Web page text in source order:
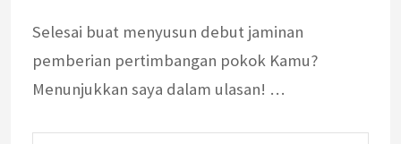
Selesai buat menyusun debut jaminan
pemberian pertimbangan pokok Kamu?
Menunjukkan saya dalam ulasan! …